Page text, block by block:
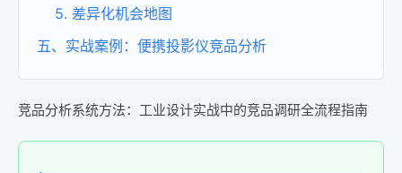
5. 差异化机会地图
五、实战案例：便携投影仪竞品分析
竞品分析系统方法：工业设计实战中的竞品调研全流程指南